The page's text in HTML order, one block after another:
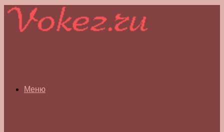
Меню